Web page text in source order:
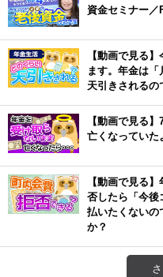
資金セミナー／
【動画で見る
ます。年金は「
天引きされるの
【動画で見る
亡くなっていた
【動画で見る
否したら「今後
払いたくないの
か？